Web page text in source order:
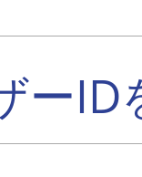
ーID